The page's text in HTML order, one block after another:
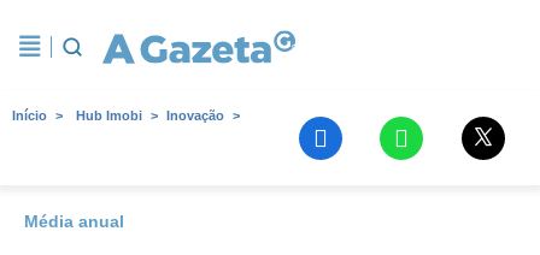
Início Hub Imobi Inovação
Média anual